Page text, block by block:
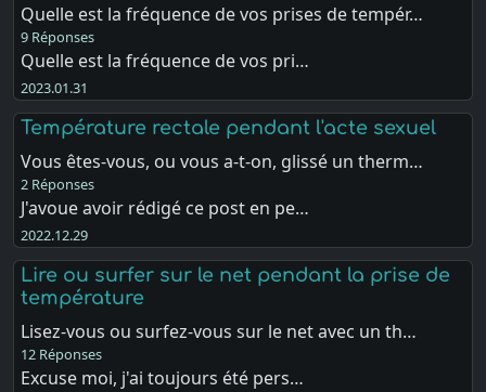
Quelle est la fréquence de vos prises de tempér…
9 Réponses
Quelle est la fréquence de vos pri…
2023.01.31
Température rectale pendant l'acte sexuel
Vous êtes-vous, ou vous a-t-on, glissé un therm…
2 Réponses
J'avoue avoir rédigé ce post en pe…
2022.12.29
Lire ou surfer sur le net pendant la prise de
température
Lisez-vous ou surfez-vous sur le net avec un th…
12 Réponses
Excuse moi, j'ai toujours été pers…